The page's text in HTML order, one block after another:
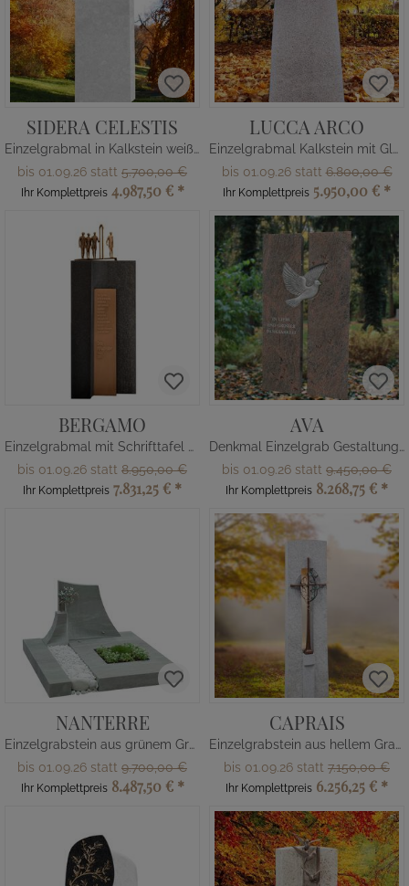
SIDERA CELESTIS
Einzelgrabmal in Kalkstein weiß - Bronze Ornament: Mond & Sterne
bis 01.09.26 statt 5.700,00 €
Ihr Komplettpreis 4.987,50 € *
LUCCA ARCO
Einzelgrabmal Kalkstein mit Glas Regenbogen
bis 01.09.26 statt6.800,00 €
Ihr Komplettpreis 5.950,00 € *
BERGAMO
Einzelgrabmal mit Schrifttafel und Figurengruppe
bis 01.09.26 statt 8.950,00 €
Ihr Komplettpreis 7.831,25 € *
AVA
Denkmal Einzelgrab Gestaltung mit Taube
bis 01.09.26 statt 9.450,00 €
Ihr Komplettpreis 8.268,75 € *
NANTERRE
Einzelgrabstein aus grünem Granit
bis 01.09.26 statt 9.700,00 €
Ihr Komplettpreis 8.487,50 € *
CAPRAIS
Einzelgrabstein aus hellem Granit
bis 01.09.26 statt 7.150,00 €
Ihr Komplettpreis 6.256,25 € *